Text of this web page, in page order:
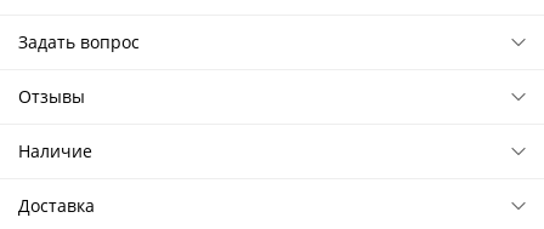
Задать вопрос
Отзывы
Наличие
Доставка